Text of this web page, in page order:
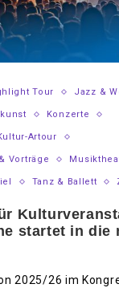
Tour Jazz &
Konzerte
Artour
Vorträge
Tanz & Ballett
startet in die
2025/26 im